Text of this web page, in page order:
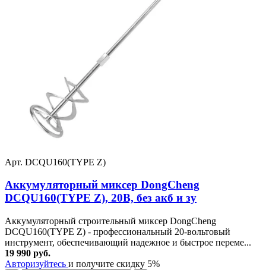
Арт. DCQU160(TYPE Z)
Аккумуляторный миксер DongCheng
DCQU160(TYPE Z), 20В, без акб и зу
Аккумуляторный строительный миксер DongCheng
DCQU160(TYPE Z) - профессиональный 20-вольтовый
инструмент, обеспечивающий надежное и быстрое переме...
19 990 руб.
Авторизуйтесь и получите скидку 5%